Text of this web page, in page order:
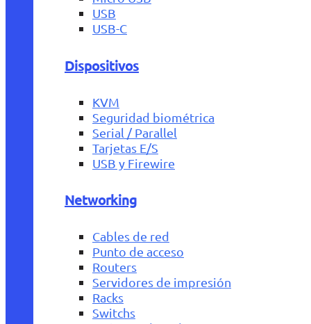
USB
USB-C
Dispositivos
KVM
Seguridad biométrica
Serial / Parallel
Tarjetas E/S
USB y Firewire
Networking
Cables de red
Punto de acceso
Routers
Servidores de impresión
Racks
Switchs